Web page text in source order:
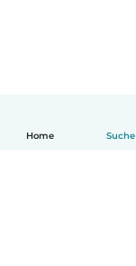
Home Suche